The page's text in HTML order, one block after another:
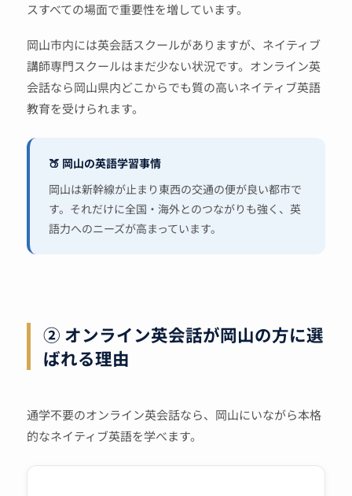
スすべての場面で重要性を増しています。
岡山市内には英会話スクールがありますが、ネイティブ
講師専門スクールはまだ少ない状況です。オンライン英
会話なら岡山県内どこからでも質の高いネイティブ英語
教育を受けられます。
🍑 岡山の英語学習事情
岡山は新幹線が止まり東西の交通の便が良い都市で
す。それだけに全国・海外とのつながりも強く、英
語力へのニーズが高まっています。
② オンライン英会話が岡山の方に選
ばれる理由
通学不要のオンライン英会話なら、岡山にいながら本格
的なネイティブ英語を学べます。